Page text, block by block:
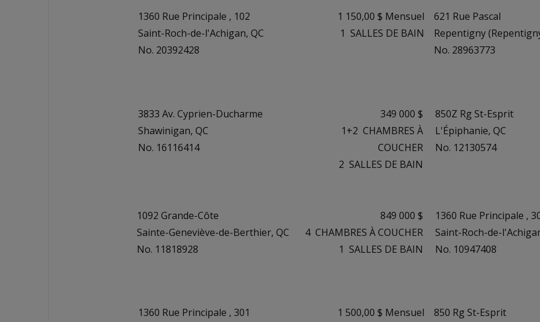
1360 Rue Principale , 102
Saint-Roch-de-l'Achigan, QC
No. 20392428
1 150,00 $ Mensuel
1 SALLES DE BAIN
621 Rue Pascal
Repentigny
No. 28963773
3833 Av. Cyprien-Ducharme
Shawinigan, QC
No. 16116414
349 000 $
1+2 CHAMBRES À
COUCHER
2 SALLES DE BAIN
850Z Rg St-Esprit
L'Épiphanie, QC
No. 12130574
1092 Grande-Côte
Sainte-Geneviève-de-Berthier, QC
No. 11818928
849 000 $
4 CHAMBRES À COUCHER
1 SALLES DE BAIN
1360 Rue Principale ,
Saint-Roch-de-
No. 10947408
1360 Rue Principale , 301
1 500,00 $ Mensuel
850 Rg St-Esprit